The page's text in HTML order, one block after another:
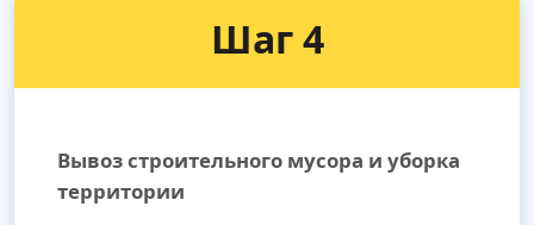
Шаг 4
Вывоз строительного мусора и уборка
территории